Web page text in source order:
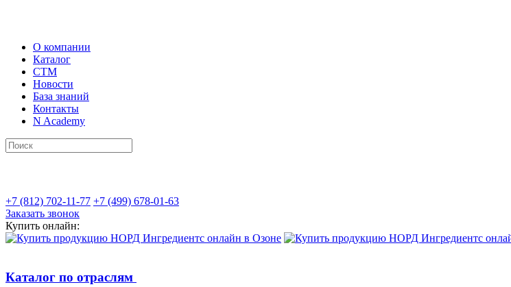
О компании
Каталог
СТМ
Новости
База знаний
Контакты
N Academy
+7 (812) 702-11-77 +7 (499) 678-01-63
Заказать звонок
Купить онлайн:
Каталог по отраслям